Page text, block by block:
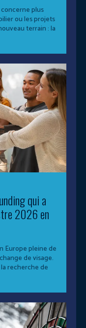
plus
ou les projets
terrain : la
qui a
2026 en
Europe pleine de
de visage.
recherche de